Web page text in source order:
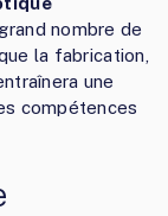
nombre de
la fabrication,
une
compétences